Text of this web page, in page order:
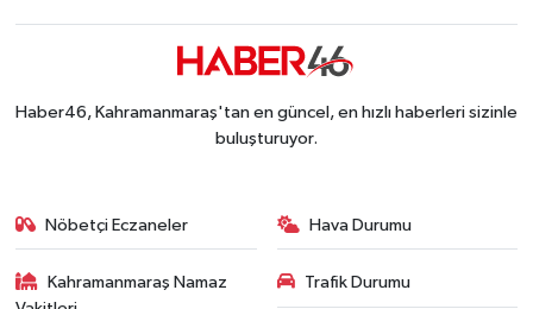
Haber46, Kahramanmaraş'tan en güncel, en hızlı haberleri sizinle
buluşturuyor.
Nöbetçi Eczaneler Hava Durumu
Kahramanmaraş Namaz
Trafik Durumu